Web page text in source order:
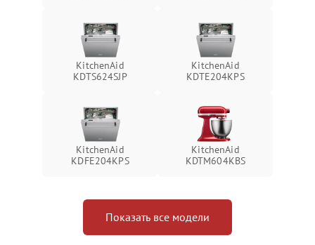
KitchenAid
KDTS624SJP
KitchenAid
KDTE204KPS
KitchenAid
KDFE204KPS
KitchenAid
KDTM604KBS
Показать все модели